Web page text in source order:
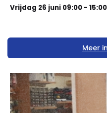
Vrijdag 26 juni 09:00 - 15:00
Meer